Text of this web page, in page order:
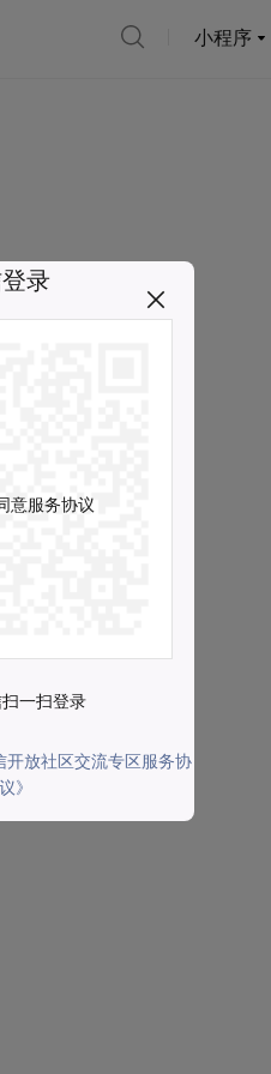
小程序
录
意服务协议
一扫登录
开放社区交流专区服务协
议》